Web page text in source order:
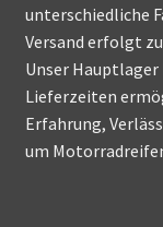
unterschiedliche
Versand erfolgt
Unser
Lieferzeiten
Erfahrung,
um